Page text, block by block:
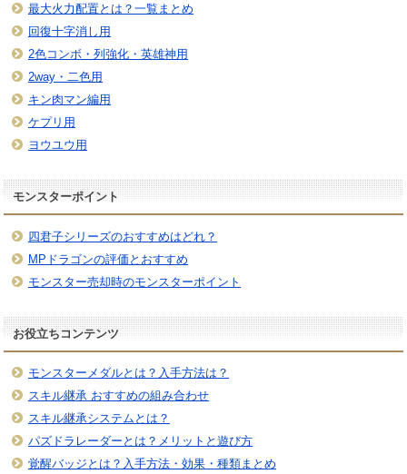
最大火力配置とは？一覧まとめ
回復十字消し用
2色コンボ・列強化・英雄神用
2way・二色用
キン肉マン編用
ケプリ用
ヨウユウ用
モンスターポイント
四君子シリーズのおすすめはどれ？
MPドラゴンの評価とおすすめ
モンスター売却時のモンスターポイント
お役立ちコンテンツ
モンスターメダルとは？入手方法は？
スキル継承 おすすめの組み合わせ
スキル継承システムとは？
パズドラレーダーとは？メリットと遊び方
覚醒バッジとは？入手方法・効果・種類まとめ